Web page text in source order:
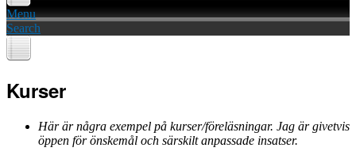
Menu
Search
Kurser
Här är några exem­pel på kurser/föreläsningar. Jag är givetvis
öppen för önskemål och särskilt anpas­sade insatser.